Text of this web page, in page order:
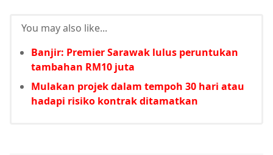
You may also like...
Banjir: Premier Sarawak lulus peruntukan
tambahan RM10 juta
Mulakan projek dalam tempoh 30 hari atau
hadapi risiko kontrak ditamatkan